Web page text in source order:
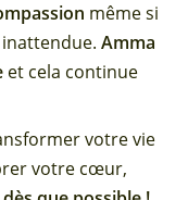
même si
inattendue.Amma
et cela continue
votre vie
votre cœur,